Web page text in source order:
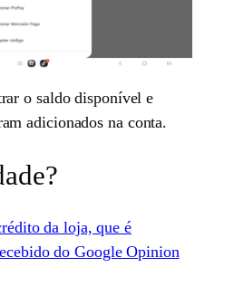
o saldo disponível e
adicionados na conta.
da loja, que é
do Google Opinion